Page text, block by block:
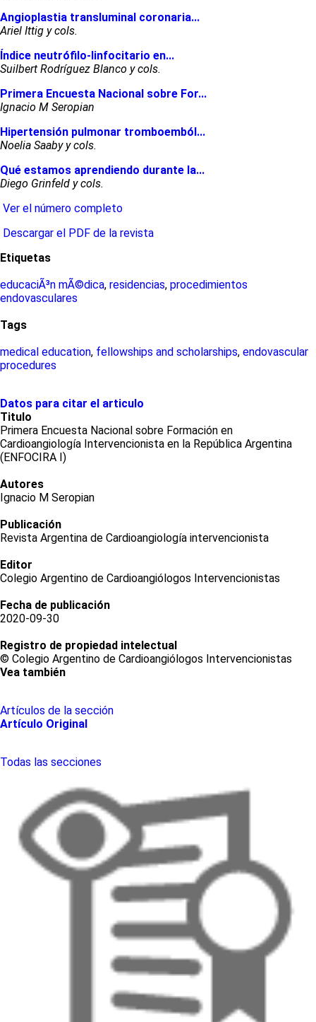
Angioplastia transluminal coronaria...
Ariel Ittig y cols.
Índice neutrófilo-linfocitario en...
Suilbert Rodríguez Blanco y cols.
Primera Encuesta Nacional sobre For...
Ignacio M Seropian
Hipertensión pulmonar tromboemból...
Noelia Saaby y cols.
Qué estamos aprendiendo durante la...
Diego Grinfeld y cols.
Ver el número completo
Descargar el PDF de la revista
Etiquetas
educaciÃ³n mÃ©dica, residencias, procedimientos
endovasculares
Tags
medical education, fellowships and scholarships, endovascular
procedures
Datos para citar el articulo
Titulo
Primera Encuesta Nacional sobre Formación en
Cardioangiología Intervencionista en la República Argentina
(ENFOCIRA I)
Autores
Ignacio M Seropian
Publicación
Revista Argentina de Cardioangiología intervencionista
Editor
Colegio Argentino de Cardioangiólogos Intervencionistas
Fecha de publicación
2020-09-30
Registro de propiedad intelectual
© Colegio Argentino de Cardioangiólogos Intervencionistas
Vea también
Artículos de la sección
Artículo Original
Todas las secciones